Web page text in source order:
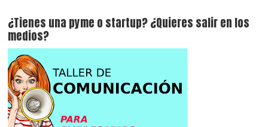
¿Tienes una pyme o startup? ¿Quieres salir en los
medios?